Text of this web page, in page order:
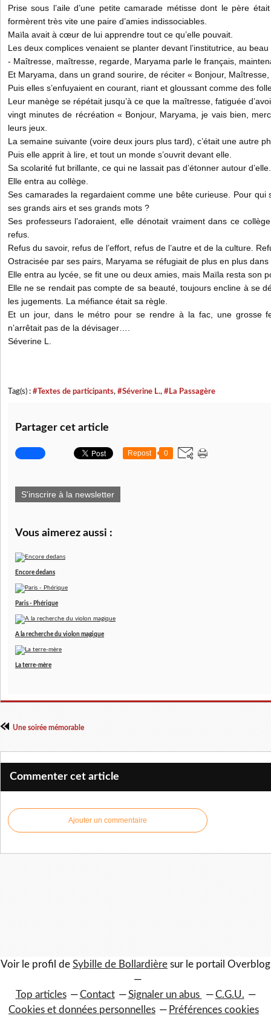
Prise sous l’aile d’une petite camarade métisse dont le père
formèrent très vite une paire d’amies indissociables.
Maïla avait à cœur de lui apprendre tout ce qu’elle pouvait.
Les deux complices venaient se planter devant l’institutrice, au
- Maîtresse, maîtresse, regarde, Maryama parle le français,
Et Maryama, dans un grand sourire, de réciter « Bonjour,
Puis elles s’enfuyaient en courant, riant et gloussant comme des
Leur manège se répétait jusqu’à ce que la maîtresse, fatiguée
vingt minutes de récréation « Bonjour, Maryama, je vais bien,
leurs jeux.
La semaine suivante (voire deux jours plus tard), c’était une autre
Puis elle apprit à lire, et tout un monde s’ouvrit devant elle.
Sa scolarité fut brillante, ce qui ne lassait pas d’étonner autour d’elle.
Elle entra au collège.
Ses camarades la regardaient comme une bête curieuse. Pour qui
ses grands airs et ses grands mots ?
Ses professeurs l’adoraient, elle dénotait vraiment dans ce
refus.
Refus du savoir, refus de l’effort, refus de l’autre et de la culture.
Ostracisée par ses pairs, Maryama se réfugiait de plus en plus dans
Elle entra au lycée, se fit une ou deux amies, mais Maïla resta son
Elle ne se rendait pas compte de sa beauté, toujours encline à se
les jugements. La méfiance était sa règle.
Et un jour, dans le métro pour se rendre à la fac, une grosse
n’arrêtait pas de la dévisager….
Séverine L.
Tag(s) : #Textes de participants, #Séverine L., #La Passagère
Partager cet article
Repost 0
S'inscrire à la newsletter
Vous aimerez aussi :
Encore dedans
Paris - Phérique
A la recherche du violon magique
La terre-mère
Une soirée mémorable
Commenter cet article
Ajouter un commentaire
Voir le profil de Sybille de Bollardière sur le portail Overblog
Top articles Contact Signaler un abus
C.G.U.
Cookies et données personnelles
Préférences cookies